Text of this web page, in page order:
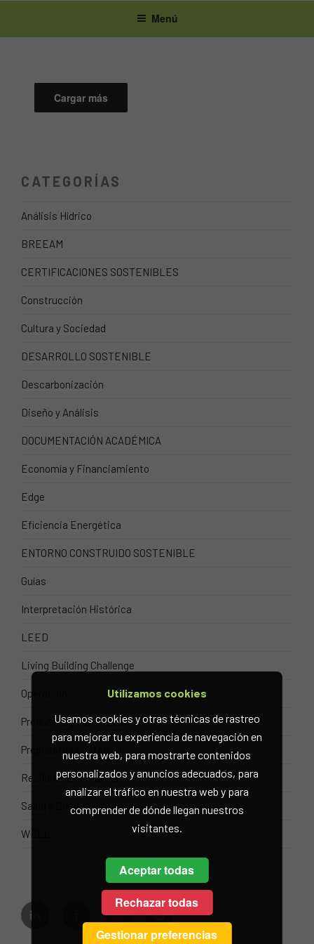
contenido
Menú
Cargar más
CATEGORÍAS
Análisis Hídrico
BREEAM
CERTIFICACIONES SOSTENIBLES
Construcción
Cultura y Sociedad
DESARROLLO SOSTENIBLE
Descarbonización
Diseño y Análisis
DOCUMENTACIÓN ACADÉMICA
Economía y Financiamiento
Edge
Eficiencia Energética
ENTORNO CONSTRUIDO SOSTENIBLE
Guías
Interpretación Histórica
LEED
Living Building Challenge
Operación
Productos y Materiales
Propuestas Sostenibles
Resiliencia Climática
Salud y Bienestar
WELL
linkedin instagrameco
Utilizamos cookies
Usamos cookies y otras técnicas de rastreo
para mejorar tu experiencia de navegación en
nuestra web, para mostrarte contenidos
personalizados y anuncios adecuados, para
analizar el tráfico en nuestra web y para
comprender de dónde llegan nuestros
visitantes.
Aceptar todas
Rechazar todas
Gestionar preferencias